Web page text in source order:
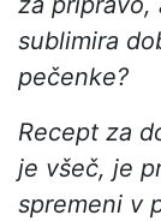
sublimira
pečenke?
Recept za
je všeč, je
spremeni v